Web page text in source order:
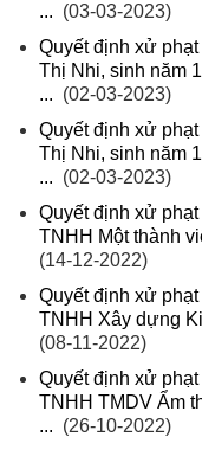
... (03-03-2023)
Quyết định xử
Thị Nhi, sinh năm
... (02-03-2023)
Quyết định xử
Thị Nhi, sinh năm
... (02-03-2023)
Quyết định xử
TNHH Một thành
(14-12-2022)
Quyết định xử
TNHH Xây dựng
(08-11-2022)
Quyết định xử
TNHH TMDV Ẩm
... (26-10-2022)